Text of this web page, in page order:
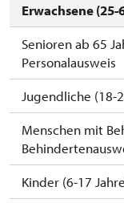
Erwachsene (25-
Senioren ab 65
Personalausweis
Jugendliche (18-
Menschen mit
Kinder (6-17